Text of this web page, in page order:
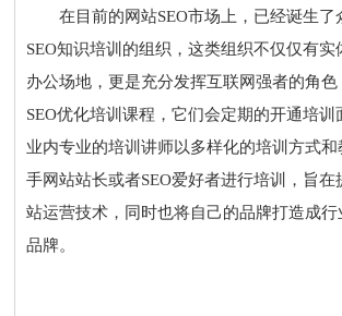
在目前的网站SEO市场上，已经诞生了
SEO知识培训的组织，这类组织不仅仅有实
办公场地，更是充分发挥互联网强者的角色
SEO优化培训课程，它们会定期的开通培
业内专业的培训讲师以多样化的培训方式
手网站站长或者SEO爱好者进行培训，旨在
站运营技术，同时也将自己的品牌打造成行
品牌。